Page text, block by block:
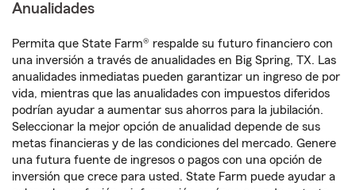
Anualidades
Permita que State Farm® respalde su futuro financiero con
una inversión a través de anualidades en Big Spring, TX. Las
anualidades inmediatas pueden garantizar un ingreso de por
vida, mientras que las anualidades con impuestos diferidos
podrían ayudar a aumentar sus ahorros para la jubilación.
Seleccionar la mejor opción de anualidad depende de sus
metas financieras y de las condiciones del mercado. Genere
una futura fuente de ingresos o pagos con una opción de
inversión que crece para usted. State Farm puede ayudar a